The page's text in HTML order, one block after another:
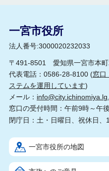
一宮市役所
法人番号:3000020232033
〒491-8501 愛知県一宮市本
代表電話：0586-28-8100 (窓口
ステムを運用しています)
メール：
窓口の受付時間：午前9時～午
閉庁日：土・日曜日、祝休日、
一宮市役所の地図